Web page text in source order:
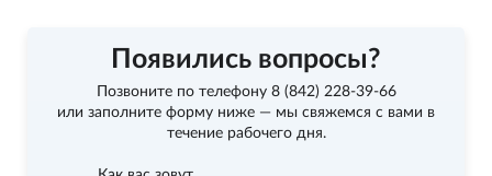
Появились вопросы?
Позвоните по телефону 8 (842) 228-39-66
или заполните форму ниже — мы свяжемся с вами в
течение рабочего дня.